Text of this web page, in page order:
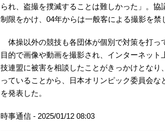
られ、盗撮を撲滅することは難しかった」。
制限をかけ、04年からは一般客による撮影を禁
体操以外の競技も各団体が個別で対策を打っ
目的で画像や動画を撮影され、インターネッ
技連盟に被害を相談したことがきっかけとな
っていることから、日本オリンピック委員会
を発表した。
時事通信 - 2025/01/12 08:03